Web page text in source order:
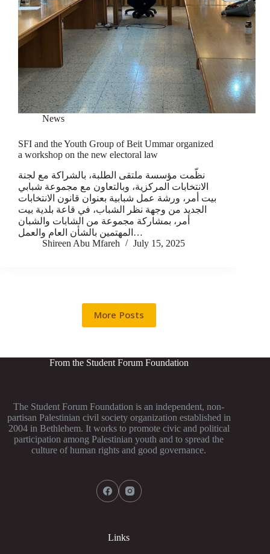
News
SFI and the Youth Group of Beit Ummar organized
a workshop on the new electoral law
نظّمت مؤسسة ملتقى الطلبة، بالشراكة مع لجنة
الانتخابات المركزية، وبالتعاون مع مجموعة شبابي
بيت أمر، ورشة عمل شبابية بعنوان قانون الانتخابات
الجديد من وجهة نظر الشباب، في قاعة بلدية بيت
أمر، بمشاركة مجموعة من الشابات والشبان
المهتمين بالشأن العام والعمل…
Shireen Abu Mfareh
July 15, 2025
More Posts
From the Student Forum Foundation
The Student Forum Foundation is an independent, non-
partisan Palestinian civil society organization established in
2004 in Bethlehem. It works to promote civic and political
participation among Palestinian youth and to spread the
culture of human rights and good governance.
Links